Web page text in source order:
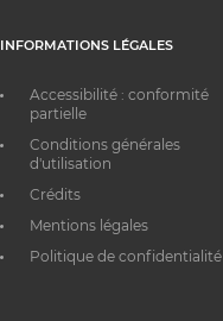
INFORMATIONS LÉGALES
Accessibilité : conformité
partielle
Conditions générales
d'utilisation
Crédits
Mentions légales
Politique de confidentialité